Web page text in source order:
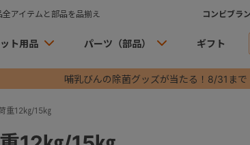
アイテムと部品を品揃え コンビブラ
ト用品 パーツ（部品） ギフト
哺乳びんの除菌グッズが当たる！8/31まで
重12㎏/15㎏